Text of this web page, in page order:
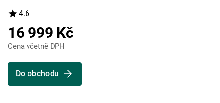
4.6
16 999 Kč
Cena včetně DPH
Do obchodu